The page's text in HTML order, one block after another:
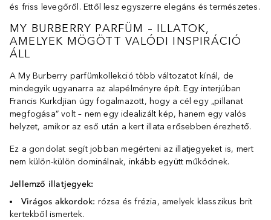
és friss levegőről. Ettől lesz egyszerre elegáns és természetes.
MY BURBERRY PARFÜM – ILLATOK,
AMELYEK MÖGÖTT VALÓDI INSPIRÁCIÓ
ÁLL
A My Burberry parfümkollekció több változatot kínál, de
mindegyik ugyanarra az alapélményre épít. Egy interjúban
Francis Kurkdjian úgy fogalmazott, hogy a cél egy „pillanat
megfogása” volt – nem egy idealizált kép, hanem egy valós
helyzet, amikor az eső után a kert illata erősebben érezhető.
Ez a gondolat segít jobban megérteni az illatjegyeket is, mert
nem külön-külön dominálnak, inkább együtt működnek.
Jellemző illatjegyek:
Virágos akkordok: rózsa és frézia, amelyek klasszikus brit
kertekből ismertek.